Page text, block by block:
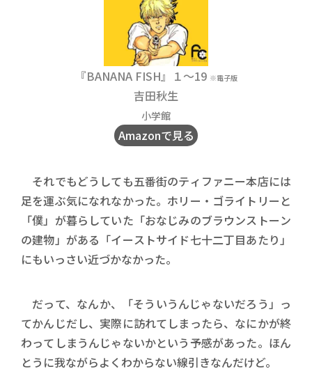
『BANANA FISH』１〜19 ※電子版
吉田秋生
小学館
Amazonで見る
それでもどうしても五番街のティファニー本店には
足を運ぶ気になれなかった。ホリー・ゴライトリーと
「僕」が暮らしていた「おなじみのブラウンストーン
の建物」がある「イーストサイド七十二丁目あたり」
にもいっさい近づかなかった。
だって、なんか、「そういうんじゃないだろう」っ
てかんじだし、実際に訪れてしまったら、なにかが終
わってしまうんじゃないかという予感があった。ほん
とうに我ながらよくわからない線引きなんだけど。